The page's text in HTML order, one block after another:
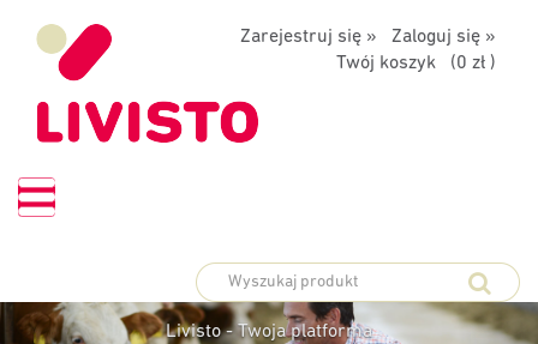
Zarejestruj się »
Zaloguj się »
Twój koszyk (0 zł )
ZAMÓWIEŃ
Livisto - Twoja platforma